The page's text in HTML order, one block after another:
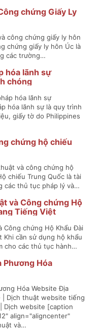
chứng Giấy Ly
công chứng giấy ly hôn
chứng giấy ly hôn Úc là
các trường…
hóa lãnh sự
chóng
hóa lãnh sự
hóa lãnh sự là quy trình
giấy tờ do Philippines
chứng hộ chiếu
và công chứng hộ
chiếu Trung Quốc là tài
các thủ tục pháp lý và…
và Công chứng Hộ
Tiếng Việt
Công chứng Hộ Khẩu Đài
Khi cần sử dụng hộ khẩu
cho các thủ tục hành…
Phương Hóa
Hóa Website Địa
| Dịch thuật website tiếng
Dịch website [caption
align="aligncenter"
và…